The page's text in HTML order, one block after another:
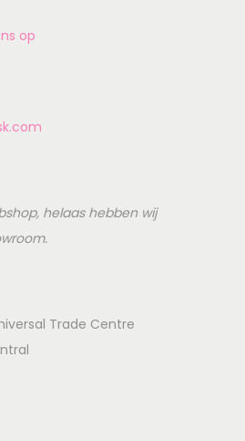
op
helaas hebben wij
Trade Centre